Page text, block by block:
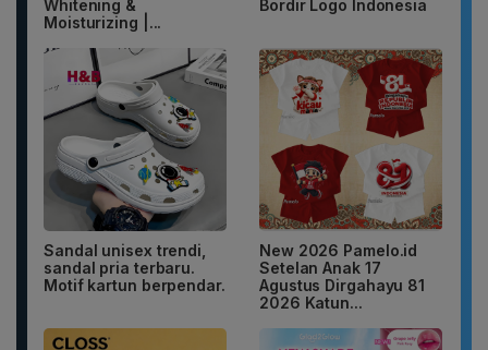
Whitening &
Moisturizing |...
Bordir Logo Indonesia
Sandal unisex trendi,
sandal pria terbaru.
Motif kartun berpendar.
New 2026 Pamelo.id
Setelan Anak 17
Agustus Dirgahayu 81
2026 Katun...